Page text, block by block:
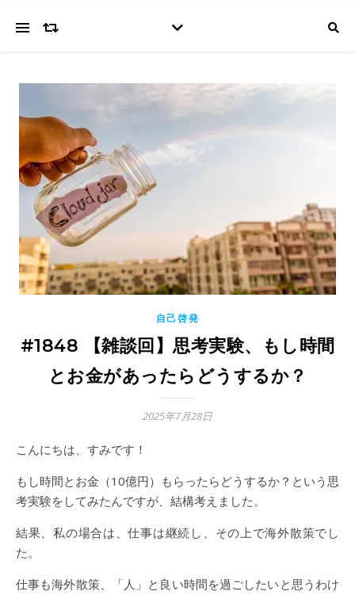
自己啓発
#1848 【雑談回】思考実験、もし時間
とお金があったらどうするか？
2025年7月28日
こんにちは、すみです！
もし時間とお金（10億円）もらったらどうするか？という思
考実験をしてみたんですが、結構考えました。
結果、私の場合は、仕事は継続し、その上で海外散策でし
た。
仕事も海外散策、「人」と良い時間を過ごしたいと思うわけ